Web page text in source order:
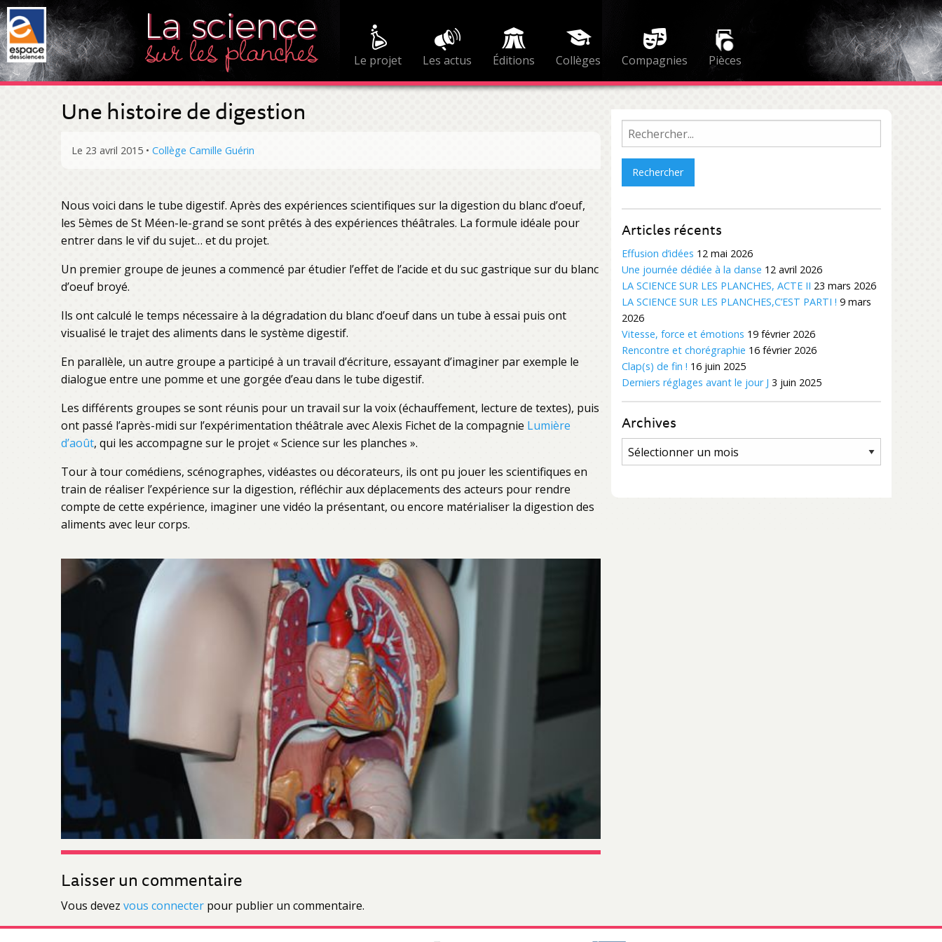
Le projet Les actus Éditions Collèges Compagnies Pièces
Une histoire de digestion
Le 23 avril 2015 • Collège Camille Guérin
Nous voici dans le tube digestif. Après des expériences scientifiques sur la digestion du blanc d’oeuf,
les 5èmes de St Méen-le-grand se sont prêtés à des expériences théâtrales. La formule idéale pour
entrer dans le vif du sujet… et du projet.
Un premier groupe de jeunes a commencé par étudier l’effet de l’acide et du suc gastrique sur du blanc
d’oeuf broyé.
Ils ont calculé le temps nécessaire à la dégradation du blanc d’oeuf dans un tube à essai puis ont
visualisé le trajet des aliments dans le système digestif.
En parallèle, un autre groupe a participé à un travail d’écriture, essayant d’imaginer par exemple le
dialogue entre une pomme et une gorgée d’eau dans le tube digestif.
Les différents groupes se sont réunis pour un travail sur la voix (échauffement, lecture de textes), puis
ont passé l’après-midi sur l’expérimentation théâtrale avec Alexis Fichet de la compagnie Lumière
d’août, qui les accompagne sur le projet « Science sur les planches ».
Tour à tour comédiens, scénographes, vidéastes ou décorateurs, ils ont pu jouer les scientifiques en
train de réaliser l’expérience sur la digestion, réfléchir aux déplacements des acteurs pour rendre
compte de cette expérience, imaginer une vidéo la présentant, ou encore matérialiser la digestion des
aliments avec leur corps.
Laisser un commentaire
Vous devez vous connecter pour publier un commentaire.
Rechercher :
Articles récents
Effusion d’idées 12 mai 2026
Une journée dédiée à la danse 12 avril 2026
LA SCIENCE SUR LES PLANCHES, ACTE II 23 mars 2026
LA SCIENCE SUR LES PLANCHES,C’EST PARTI ! 9 mars
2026
Vitesse, force et émotions 19 février 2026
Rencontre et chorégraphie 16 février 2026
Clap(s) de fin ! 16 juin 2025
Derniers réglages avant le jour J 3 juin 2025
Archives
Archives